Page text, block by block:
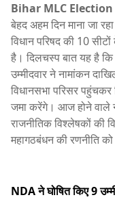
Bihar MLC Election
बेहद अहम दिन माना जा
विधान परिषद की 10
है। दिलचस्प बात यह है
उम्मीदवार ने नामांकन
विधानसभा परिसर
जमा करेंगे। आज होने वाले
राजनीतिक विश्लेषकों की
महागठबंधन की रणनीति
NDA ने घोषित किए 9